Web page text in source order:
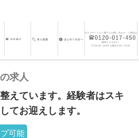
求人
えています。経験者はスキ
てお迎えします。
可能